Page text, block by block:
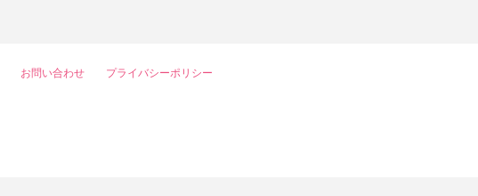
お問い合わせ プライバシーポリシー